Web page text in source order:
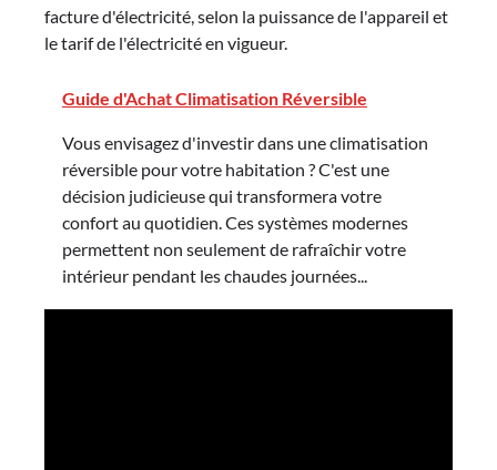
facture d'électricité, selon la puissance de l'appareil et
le tarif de l'électricité en vigueur.
Guide d'Achat Climatisation Réversible
Vous envisagez d'investir dans une climatisation
réversible pour votre habitation ? C'est une
décision judicieuse qui transformera votre
confort au quotidien. Ces systèmes modernes
permettent non seulement de rafraîchir votre
intérieur pendant les chaudes journées...